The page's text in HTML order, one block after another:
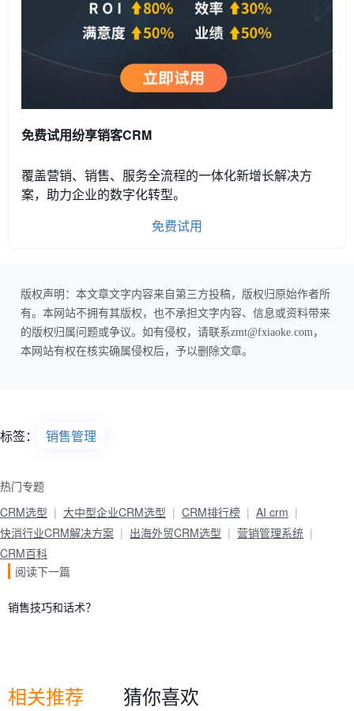
免费试用纷享销客CRM
覆盖营销、销售、服务全流程的一体化新增长解决方
案，助力企业的数字化转型。
免费试用
版权声明：本文章文字内容来自第三方投稿，版权归原始作者所
有。本网站不拥有其版权，也不承担文字内容、信息或资料带来
的版权归属问题或争议。如有侵权，请联系zmt@fxiaoke.com，
本网站有权在核实确属侵权后，予以删除文章。
标签： 销售管理
热门专题
CRM选型
大中型企业CRM选型 CRM排行榜
AI crm
快消行业CRM解决方案
出海外贸CRM选型
营销管理系统
CRM百科
阅读下一篇
销售技巧和话术？
相关推荐 猜你喜欢